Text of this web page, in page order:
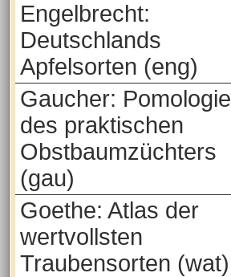
Engelbrecht:
Deutschlands
Apfelsorten (eng)
Gaucher: Pomologie
des praktischen
Obstbaumzüchters
(gau)
Goethe: Atlas der
wertvollsten
Traubensorten (wat)